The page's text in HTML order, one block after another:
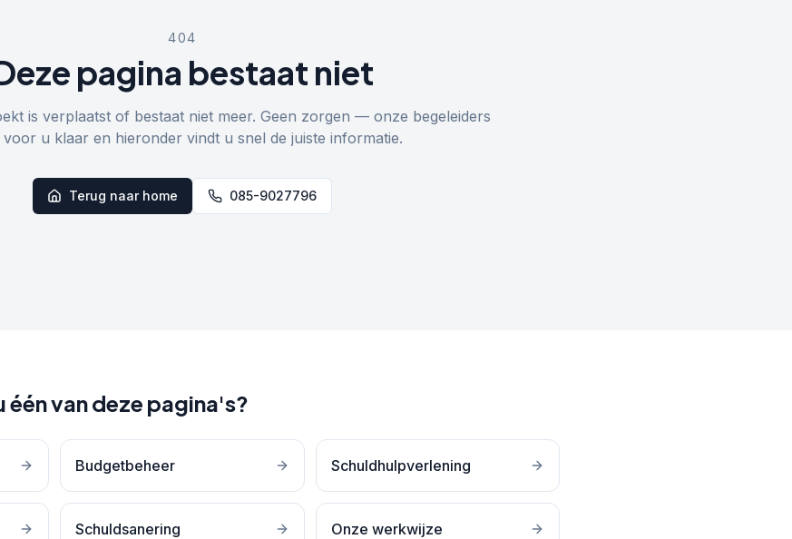
404
pagina bestaat niet
is verplaatst of bestaat niet meer. Geen zorgen — onze begeleiders
voor u klaar en hieronder vindt u snel de juiste informatie.
Terug naar home 085-9027796
één van deze pagina's?
Budgetbeheer Schuldhulpverlening
Schuldsanering Onze werkwijze